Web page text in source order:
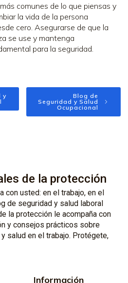
comunes de lo que piensas y
la vida de la persona
cero. Asegurarse de que la
se use y mantenga
para la seguridad.
y
Blog de
Seguridad y Salud
Ocupacional
de la protección
con usted: en el trabajo, en el
de seguridad y salud laboral
la protección le acompaña con
y consejos prácticos sobre
salud en el trabajo. Protégete,
Información